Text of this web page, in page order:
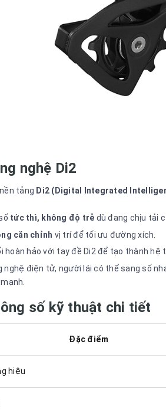
nghệ Di2
tảng Di2 (Digital Integrated
tức thì, không độ trễ dù đang chịu tải
căn chỉnh vị trí để tối ưu đường xích.
hoàn hảo với tay đề Di2 để tạo thành hệ
nghệ điện tử, người lái có thể sang số
số kỹ thuật chi tiết
Đặc điểm
hiệu